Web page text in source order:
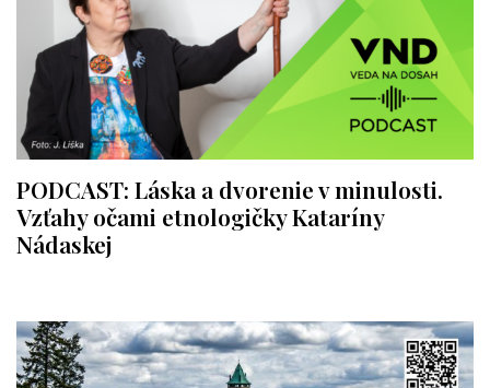
PODCAST: Láska a dvorenie v minulosti.
Vzťahy očami etnologičky Kataríny
Nádaskej